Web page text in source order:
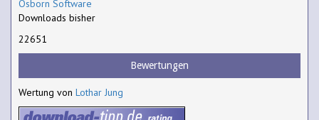
Osborn Software
Downloads bisher
22651
Bewertungen
Wertung von Lothar Jung